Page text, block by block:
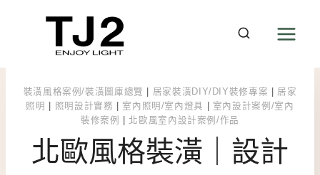
裝潢風格案例/裝潢圖庫總覽 居家裝潢DIY/DIY裝修專案
居家
照明
照明設計實務 室內照明/室內燈具
室內設計案例/室內
裝修案例
北歐風室內設計案例/作品
北歐風格裝潢｜設計